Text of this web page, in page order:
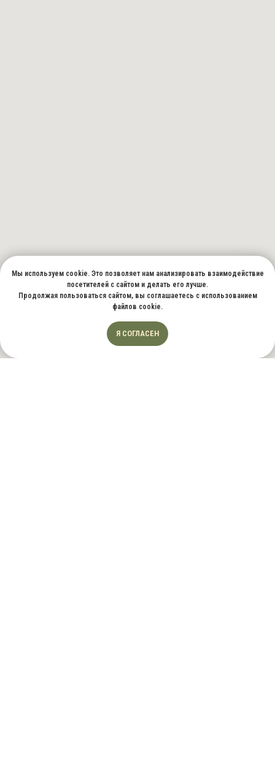
Мы используем cookie. Это позволяет нам анализировать взаимодействие
посетителей с сайтом и делать его лучше.
Продолжая пользоваться сайтом, вы соглашаетесь с использованием
файлов cookie.
Я СОГЛАСЕН